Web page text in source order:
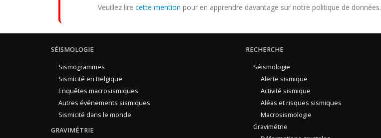
Veuillez lire cette mention pour en apprendre davantage sur notre politique de données.
SÉISMOLOGIE
Sismogrammes
Sismicité en Belgique
Enquêtes macrosismiques
Autres événements sismiques
Sismicité dans le monde
GRAVIMÉTRIE
RECHERCHE
Séismologie
Alerte sismique
Activité sismique
Aléas et risques sismiques
Macrosismologie
Gravimétrie